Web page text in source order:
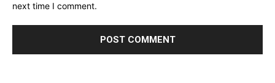
next time I comment.